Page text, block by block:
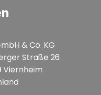
& Co. KG
Straße 26
Viernheim